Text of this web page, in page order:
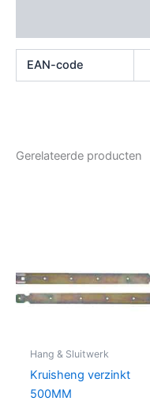
EAN-code
Gerelateerde producten
Hang & Sluitwerk
Kruisheng verzinkt
500MM